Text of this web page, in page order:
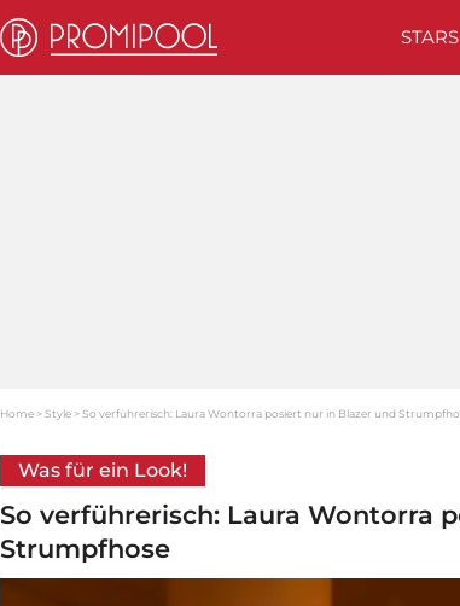
STARS
Home Style So verführerisch: Laura Wontorra posiert nur in Blazer und
Was für ein Look!
So verführerisch: Laura Wontorra
Strumpfhose